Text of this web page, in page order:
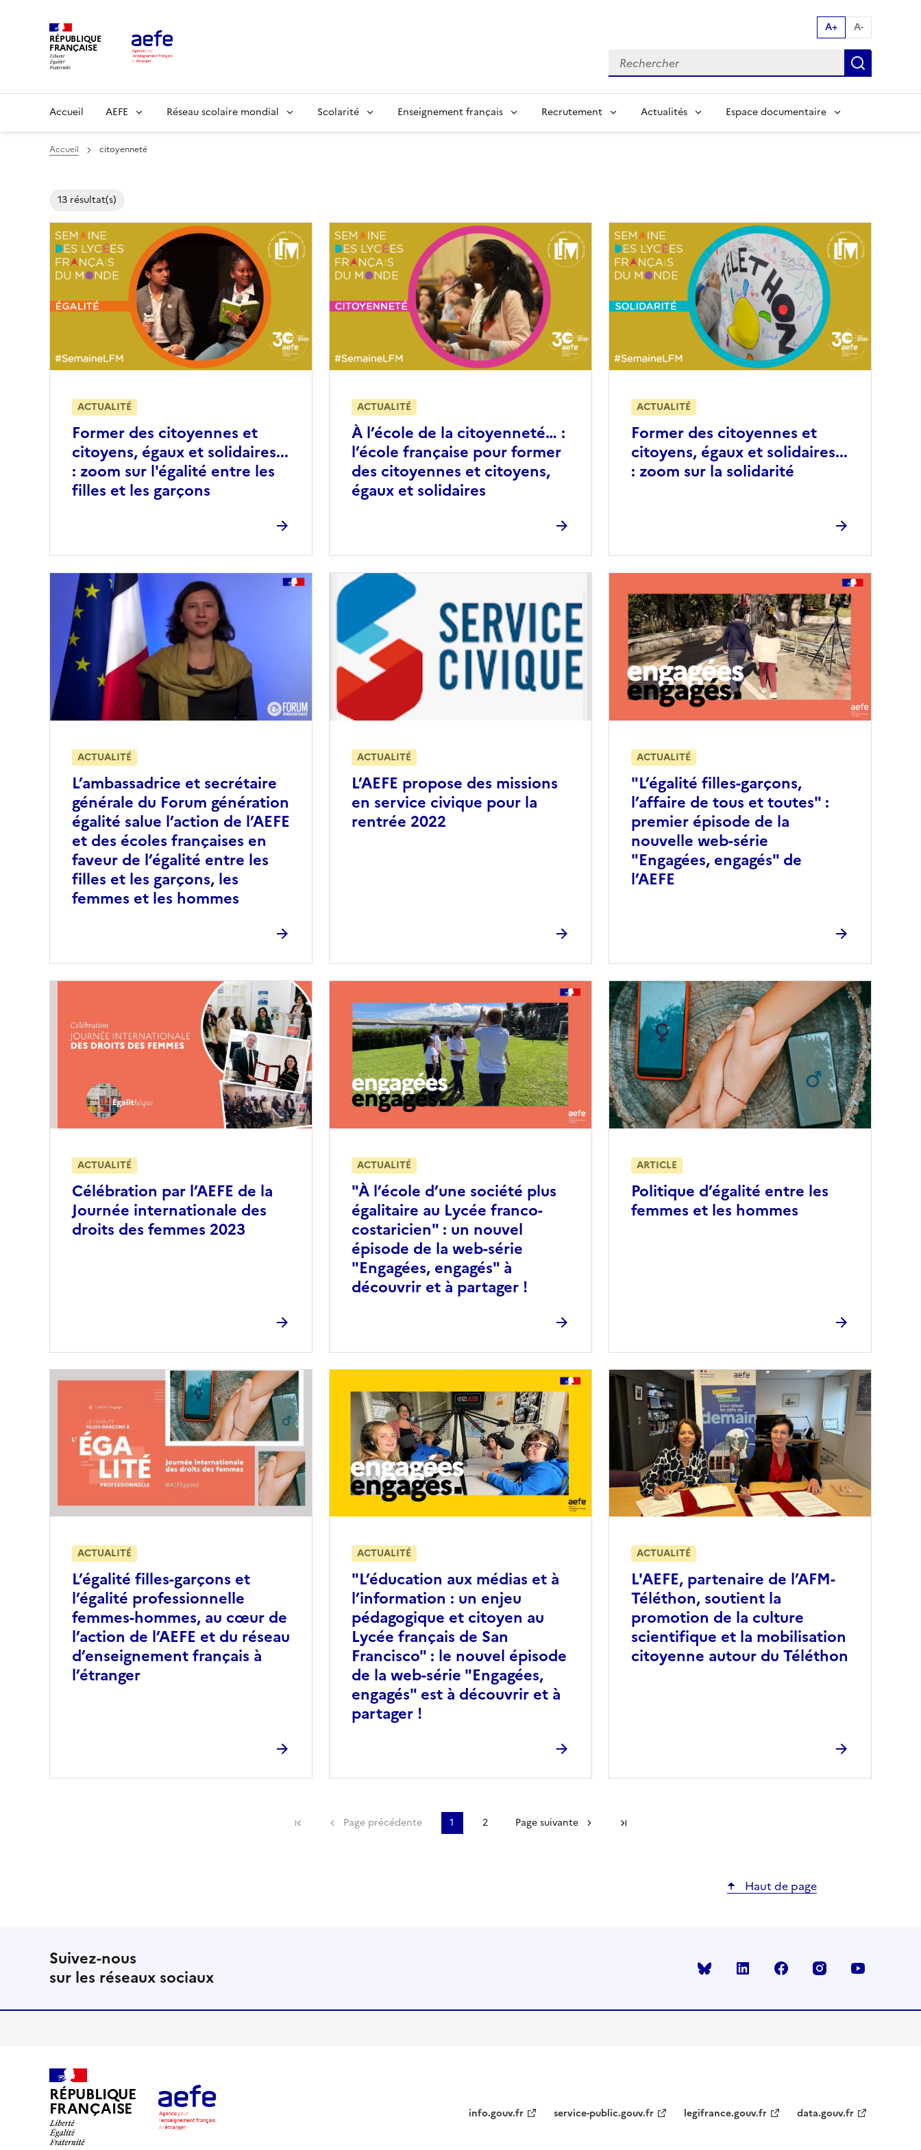
RÉPUBLIQUE
FRANÇAISE
A+ A-
Recherche par mot clés:
Main
Accueil AEFE Réseau scolaire mondial Scolarité Enseignement français Recrutement Actualités Espace documentaire
Accueil citoyenneté
13 résultat(s)
Former des citoyennes et
citoyens, égaux et solidaires...
: zoom sur l'égalité entre les
filles et les garçons
ACTUALITÉ
À l’école de la citoyenneté… :
l’école française pour former
des citoyennes et citoyens,
égaux et solidaires
ACTUALITÉ
Former des citoyennes et
citoyens, égaux et solidaires...
: zoom sur la solidarité
ACTUALITÉ
L’ambassadrice et secrétaire
générale du Forum génération
égalité salue l’action de l’AEFE
et des écoles françaises en
faveur de l’égalité entre les
filles et les garçons, les
femmes et les hommes
ACTUALITÉ
L’AEFE propose des missions
en service civique pour la
rentrée 2022
ACTUALITÉ
"L’égalité filles-garçons,
l’affaire de tous et toutes" :
premier épisode de la
nouvelle web-série
"Engagées, engagés" de
l’AEFE
ACTUALITÉ
Célébration par l’AEFE de la
Journée internationale des
droits des femmes 2023
ACTUALITÉ
"À l’école d’une société plus
égalitaire au Lycée franco-
costaricien" : un nouvel
épisode de la web-série
"Engagées, engagés" à
découvrir et à partager !
ACTUALITÉ
Politique d’égalité entre les
femmes et les hommes
ARTICLE
L’égalité filles-garçons et
l’égalité professionnelle
femmes-hommes, au cœur de
l’action de l’AEFE et du réseau
d’enseignement français à
l’étranger
ACTUALITÉ
"L’éducation aux médias et à
l’information : un enjeu
pédagogique et citoyen au
Lycée français de San
Francisco" : le nouvel épisode
de la web-série "Engagées,
engagés" est à découvrir et à
partager !
ACTUALITÉ
L'AEFE, partenaire de l’AFM-
Téléthon, soutient la
promotion de la culture
scientifique et la mobilisation
citoyenne autour du Téléthon
ACTUALITÉ
Première page
Premier(e)
Page précédente
Page précédente
Page
1 2
Page suivante
Page suivante
Dernière page
Haut de page
Suivez-nous
sur les réseaux sociaux
Bluesky linkedin facebook instagram
RÉPUBLIQUE
FRANÇAISE info.gouv.fr service-public.gouv.fr legifrance.gouv.fr data.gouv.fr